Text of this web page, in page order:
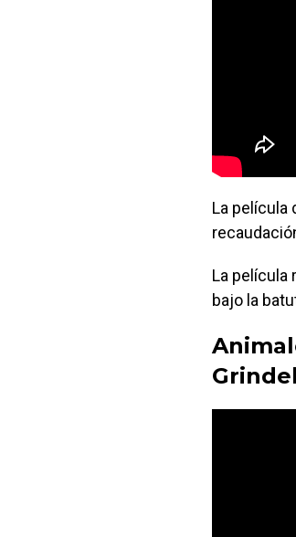
La película
La película
bajo la